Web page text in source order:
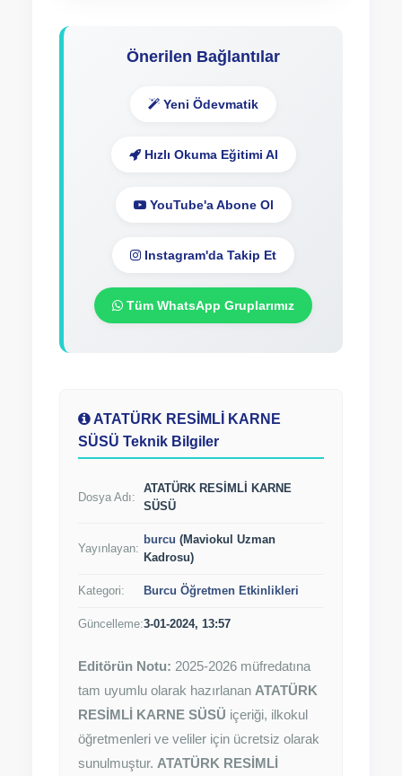
Önerilen Bağlantılar
Yeni Ödevmatik
Hızlı Okuma Eğitimi Al
YouTube'a Abone Ol
Instagram'da Takip Et
Tüm WhatsApp Gruplarımız
ATATÜRK RESİMLİ KARNE
SÜSÜ Teknik Bilgiler
Dosya Adı:
ATATÜRK RESİMLİ KARNE
Yayınlayan:
(Maviokul Uzman
Kadrosu)
Kategori: Burcu Öğretmen Etkinlikleri
3-01-2024, 13:57
Editörün Notu: 2025-2026 müfredatına
tam uyumlu olarak hazırlanan ATATÜRK
RESİMLİ KARNE SÜSÜ içeriği, ilkokul
öğretmenleri ve veliler için ücretsiz olarak
sunulmuştur. ATATÜRK RESİMLİ